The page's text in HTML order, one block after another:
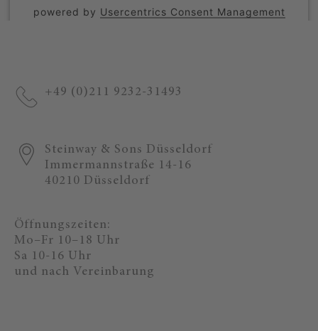
powered by Usercentrics Consent Management
+49 (0)211 9232-31493
Steinway & Sons Düsseldorf
Immermannstraße 14-16
40210 Düsseldorf
Öffnungszeiten:
Mo–Fr 10–18 Uhr
Sa 10-16 Uhr
und nach Vereinbarung